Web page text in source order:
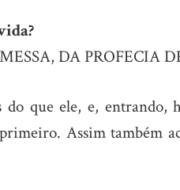
DA PROFECIA
do que ele, e, entrando,
Assim também